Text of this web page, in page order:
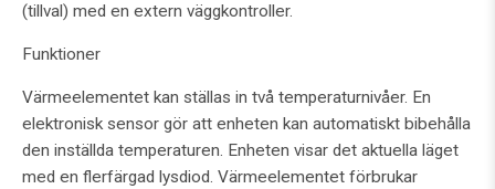
(tillval) med en extern väggkontroller.
Funktioner
Värmeelementet kan ställas in två temperaturnivåer. En
elektronisk sensor gör att enheten kan automatiskt bibehålla
den inställda temperaturen. Enheten visar det aktuella läget
med en flerfärgad lysdiod. Värmeelementet förbrukar